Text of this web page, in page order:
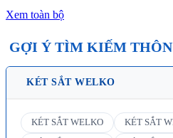
Xem toàn bộ
GỢI Ý TÌM KIẾM
KÉT SẮT WELKO
KÉT SẮT WELKO KÉT SẮT